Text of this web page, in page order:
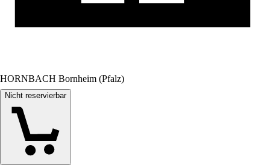
HORNBACH Bornheim (Pfalz)
Nicht reservierbar